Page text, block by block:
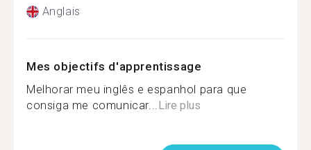
Anglais
Mes objectifs d'apprentissage
Melhorar meu inglês e espanhol para que
consiga me comunicar...Lire plus